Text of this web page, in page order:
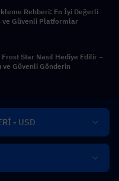
Rehberi: En İyi Değerli
ve Güvenli Platformlar
Star Nasıl Hediye Edilir –
ve Güvenli Gönderin
- USD